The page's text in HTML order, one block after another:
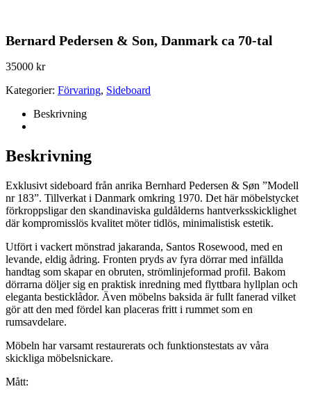
Bernard Pedersen & Son, Danmark ca 70-tal
35000 kr
Kategorier: Förvaring, Sideboard
Beskrivning
Beskrivning
Exklusivt sideboard från anrika Bernhard Pedersen & Søn ”Modell
nr 183”. Tillverkat i Danmark omkring 1970. Det här möbelstycket
förkroppsligar den skandinaviska guldålderns hantverksskicklighet
där kompromisslös kvalitet möter tidlös, minimalistisk estetik.
Utfört i vackert mönstrad jakaranda, Santos Rosewood, med en
levande, eldig ådring. Fronten pryds av fyra dörrar med infällda
handtag som skapar en obruten, strömlinjeformad profil. Bakom
dörrarna döljer sig en praktisk inredning med flyttbara hyllplan och
eleganta besticklådor. Även möbelns baksida är fullt fanerad vilket
gör att den med fördel kan placeras fritt i rummet som en
rumsavdelare.
Möbeln har varsamt restaurerats och funktionstestats av våra
skickliga möbelsnickare.
Mått: